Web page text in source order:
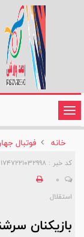
تغییر
وضعیت
ناوبری
خانه
فوتبال
کد خبر : 1747221032998
0
استقلال
بازیکنان